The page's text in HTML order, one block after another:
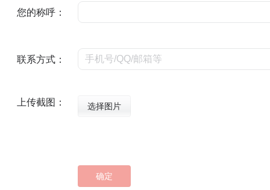
您的称呼：
联系方式：
上传截图： 选择图片
确定